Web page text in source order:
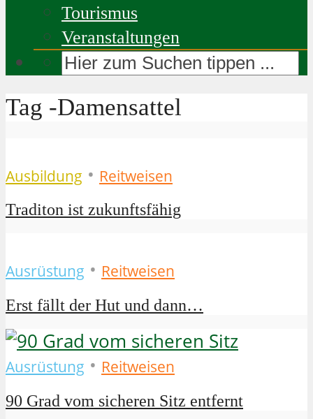
Tourismus
Veranstaltungen
Tag -Damensattel
Ausbildung • Reitweisen
Traditon ist zukunftsfähig
Ausrüstung • Reitweisen
Erst fällt der Hut und dann…
Ausrüstung • Reitweisen
90 Grad vom sicheren Sitz entfernt